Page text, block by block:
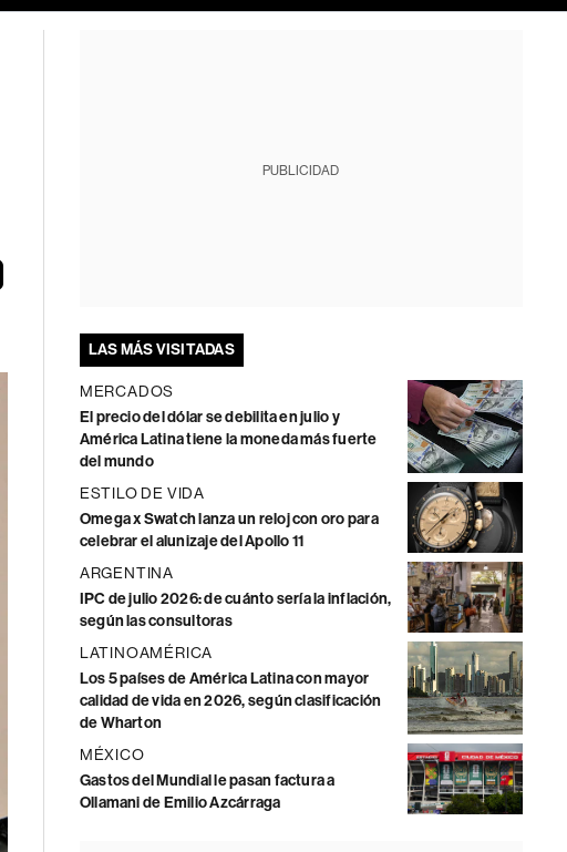
PUBLICIDAD
LAS MÁS VISITADAS
MERCADOS
El precio del dólar se debilita en julio y
América Latina tiene la moneda más fuerte
del mundo
ESTILO DE VIDA
Omega x Swatch lanza un reloj con oro para
celebrar el alunizaje del Apollo 11
ARGENTINA
IPC de julio 2026: de cuánto sería la inflación,
según las consultoras
LATINOAMÉRICA
Los 5 países de América Latina con mayor
calidad de vida en 2026, según clasificación
de Wharton
MÉXICO
Gastos del Mundial le pasan factura a
Ollamani de Emilio Azcárraga